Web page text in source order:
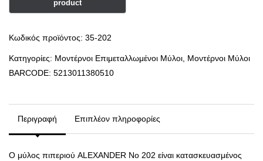
Κωδικός προϊόντος: 35-202
Κατηγορίες: Μοντέρνοι Επιμεταλλωμένοι Μύλοι Μοντέρνοι Μύλοι
BARCODE: 5213011380510
Περιγραφή Επιπλέον πληροφορίες
Ο μύλος πιπεριού ALEXANDER Νο 202 είναι κατασκευασμένος